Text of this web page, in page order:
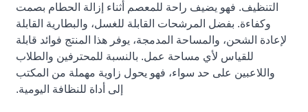
التنظيف. فهو يضيف راحة للمعصم أثناء إزالة الحطام بصمت
وكفاءة. بفضل المرشحات القابلة للغسل، والبطارية القابلة
لإعادة الشحن، والمساحة المدمجة، يوفر هذا المنتج فوائد قابلة
للقياس لأي مساحة عمل. بالنسبة للمحترفين والطلاب
واللاعبين على حد سواء، فهو يحول زاوية مهملة من المكتب
إلى أداة للنظافة اليومية.